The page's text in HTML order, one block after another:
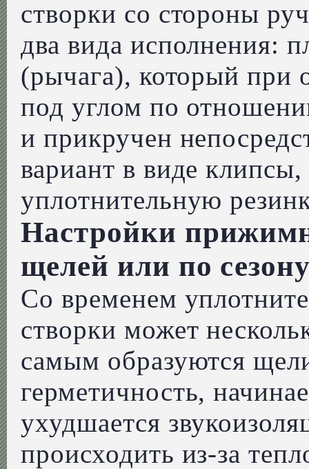
створки со стороны
два вида исполнения:
(рычага), который при
под углом по
и прикручен
вариант в виде клипсы,
уплотнительную
Настройки
щелей или по
Со временем
створки может
самым образуются
герметичность,
ухудшается
происходить из-за